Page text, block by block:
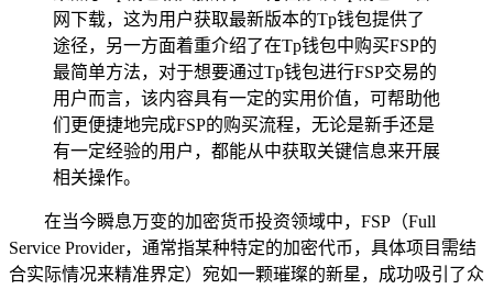
网下载，这为用户获取最新版本的Tp钱包提供了
途径，另一方面着重介绍了在Tp钱包中购买FSP的
最简单方法，对于想要通过Tp钱包进行FSP交易的
用户而言，该内容具有一定的实用价值，可帮助他
们更便捷地完成FSP的购买流程，无论是新手还是
有一定经验的用户，都能从中获取关键信息来开展
相关操作。
在当今瞬息万变的加密货币投资领域中，FSP（Full
Service Provider，通常指某种特定的加密代币，具体项目需结
合实际情况来精准界定）宛如一颗璀璨的新星，成功吸引了众